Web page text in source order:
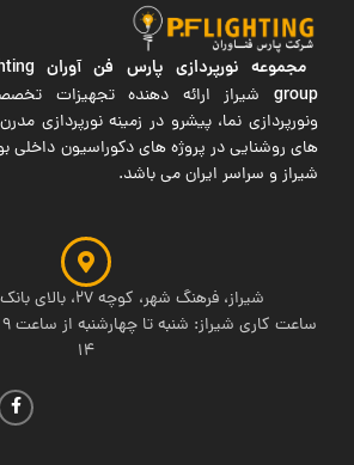
مجموعه نورپردازی پارس فن آوران
groupشیراز ارائه دهنده تجهیزات
ونورپردازی نما، پیشرو در زمینه نورپردازی
های روشنایی در پروژه های دکوراسیون داخلی
شیراز و سراسر ایران می باشد.
شیراز، فرهنگ شهر، کوچه 27، بالای بانک سینا ، طبقه 1
14